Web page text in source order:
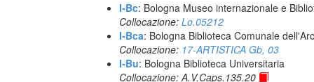
I-Bc: Bologna Museo internazionale e
Collocazione: Lo.05212
I-Bca: Bologna Biblioteca Comunale
Collocazione: 17-ARTISTICA Gb, 03
I-Bu: Bologna Biblioteca Universitaria
Collocazione: A.V.Caps.135.20